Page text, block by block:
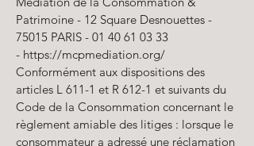
Patrimoine - 12 Square Desnouettes -
75015 PARIS - 01 40 61 03 33
- https://mcpmediation.org/
Conformément aux dispositions des
articles L 611-1 et R 612-1 et suivants du
Code de la Consommation concernant le
règlement amiable des litiges : lorsque le
consommateur a adressé une réclamation